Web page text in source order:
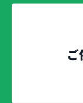
ご